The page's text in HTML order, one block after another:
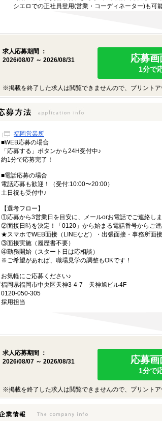
シエロでの正社員登用(営業・コーディネーター)も可
求人応募期間 ：
2026/08/07 ～ 2026/08/31
応募
1分で
※掲載を終了した求人は閲覧できませんので、プリントア
福岡営業所
■WEB応募の場合
「応募する」ボタンから24H受付中♪
約1分で応募完了！
■電話応募の場合
電話応募も歓迎！（受付:10:00〜20:00）
土日祝も受付中♪
【選考フロー】
①応募から3営業日を目安に、メールorお電話でご連絡しま
②面接日時を決定！「0120」から始まる電話番号からご
★スマホでWEB面接（LINEなど）・出張面接・事務所面
③面接実施（履歴書不要）
④勤務開始（スタート日は応相談）
※ご希望があれば、職場見学の調整もOKです！
お気軽にご応募ください♪
福岡県福岡市中央区天神3-4-7 天神旭ビル4F
0120-050-305
採用担当
求人応募期間 ：
2026/08/07 ～ 2026/08/31
応募
1分で
※掲載を終了した求人は閲覧できませんので、プリントア